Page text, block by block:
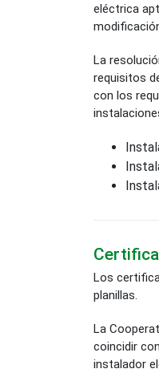
eléctrica
La
requisitos
con los
Los
planillas.
La
coincidir
instalador